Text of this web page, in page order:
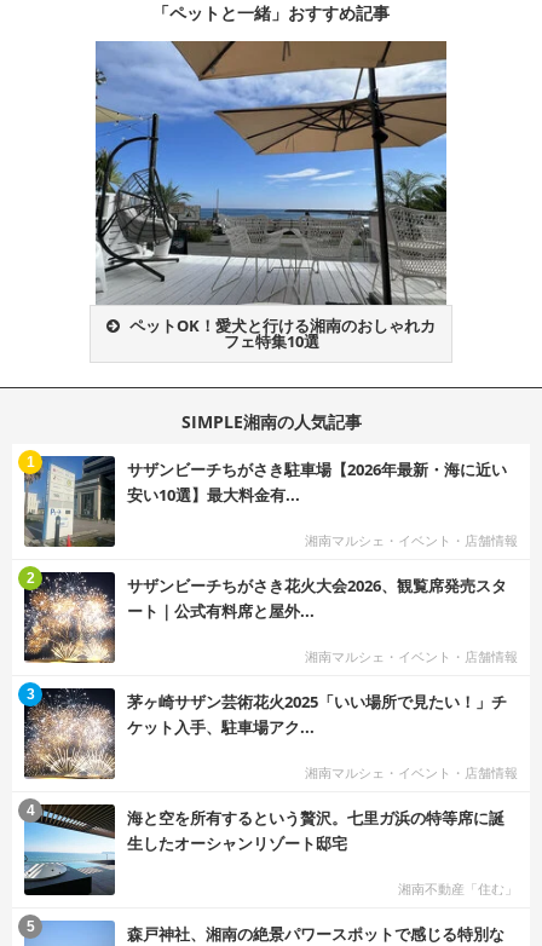
「ペットと一緒」おすすめ記事
ペットOK！愛犬と行ける湘南のおしゃれカ
フェ特集10選
SIMPLE湘南の人気記事
サザンビーチちがさき駐車場【2026年最新・海に近い
安い10選】最大料金有...
湘南マルシェ・イベント・店舗情報
1
サザンビーチちがさき花火大会2026、観覧席発売スタ
ート｜公式有料席と屋外...
湘南マルシェ・イベント・店舗情報
2
茅ヶ崎サザン芸術花火2025「いい場所で見たい！」チ
ケット入手、駐車場アク...
湘南マルシェ・イベント・店舗情報
3
海と空を所有するという贅沢。七里ガ浜の特等席に誕
生したオーシャンリゾート邸宅
湘南不動産「住む」
4
森戸神社、湘南の絶景パワースポットで感じる特別な
5